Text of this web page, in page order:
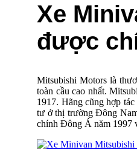
Xe
được
Mitsubishi Motors là
toàn cầu cao nhất.
1917. Hãng cũng hợp
tư ở thị trường Đông
chính Đông Á năm 1997